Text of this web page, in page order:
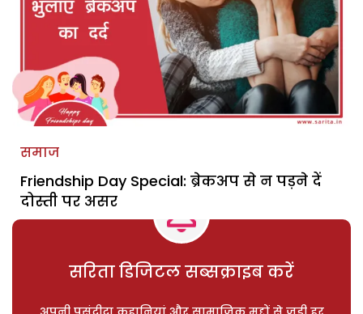
समाज
Friendship Day Special: ब्रेकअप से न पड़ने दें
दोस्ती पर असर
सरिता डिजिटल सब्सक्राइब करें